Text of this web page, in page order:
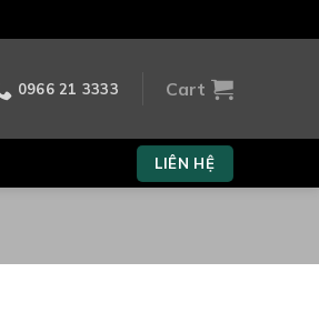
0966 21 3333 Cart
LIÊN HỆ